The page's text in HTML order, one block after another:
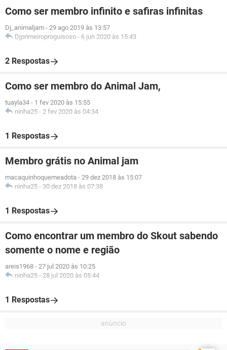
Como ser membro infinito e safiras infinitas
Dj_animaljam - 29 ago 2019 às 13:57
Djprimeiroproguisoso - 6 jun 2020 às 15:43
2 Respostas
Como ser membro do Animal Jam,
tuayla34 - 1 fev 2020 às 15:55
ninha25 - 2 fev 2020 às 04:34
1 Respostas
Membro grátis no Animal jam
macaquinhoquemeadota - 29 dez 2018 às 15:07
ninha25 - 30 dez 2018 às 07:38
1 Respostas
Como encontrar um membro do Skout sabendo
somente o nome e região
areis1968 - 27 jul 2020 às 10:25
ninha25 - 28 jul 2020 às 05:44
1 Respostas